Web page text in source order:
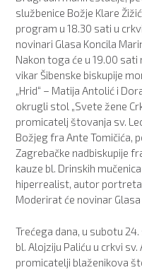
službenice Božje Klare
program u 18.30 sati u
novinari Glasa Koncila
Nakon toga će u 19.00
vikar Šibenske biskupije
„Hrid“ – Matija Antolić i
okrugli stol „Svete žene
promicatelj štovanja sv.
Božjeg fra Ante Tomičića,
Zagrebačke nadbiskupije
kauze bl. Drinskih
hiperrealist, autor portreta
Moderirat će novinar Glasa
Trećega dana, u subotu
bl. Alojziju Paliću u crkvi
promicatelji blaženikova